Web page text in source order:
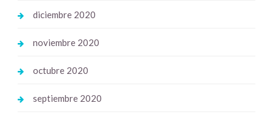
diciembre 2020
noviembre 2020
octubre 2020
septiembre 2020